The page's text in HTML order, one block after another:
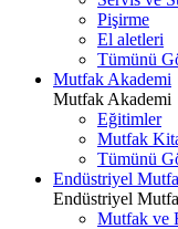
Pişirme
El aletleri
Tümünü
Mutfak Akademi
Mutfak Akademi
Eğitimler
Mutfak
Tümünü
Endüstriyel
Endüstriyel
Mutfak ve